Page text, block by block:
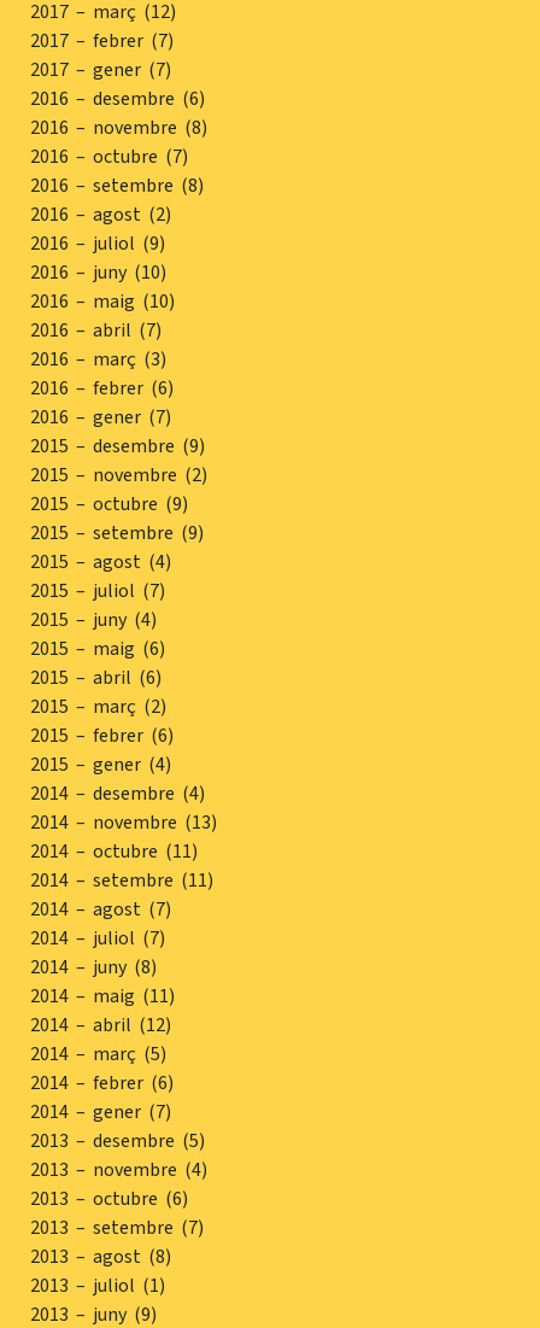
2017 – març (12)
2017 – febrer (7)
2017 – gener (7)
2016 – desembre (6)
2016 – novembre (8)
2016 – octubre (7)
2016 – setembre (8)
2016 – agost (2)
2016 – juliol (9)
2016 – juny (10)
2016 – maig (10)
2016 – abril (7)
2016 – març (3)
2016 – febrer (6)
2016 – gener (7)
2015 – desembre (9)
2015 – novembre (2)
2015 – octubre (9)
2015 – setembre (9)
2015 – agost (4)
2015 – juliol (7)
2015 – juny (4)
2015 – maig (6)
2015 – abril (6)
2015 – març (2)
2015 – febrer (6)
2015 – gener (4)
2014 – desembre (4)
2014 – novembre (13)
2014 – octubre (11)
2014 – setembre (11)
2014 – agost (7)
2014 – juliol (7)
2014 – juny (8)
2014 – maig (11)
2014 – abril (12)
2014 – març (5)
2014 – febrer (6)
2014 – gener (7)
2013 – desembre (5)
2013 – novembre (4)
2013 – octubre (6)
2013 – setembre (7)
2013 – agost (8)
2013 – juliol (1)
2013 – juny (9)